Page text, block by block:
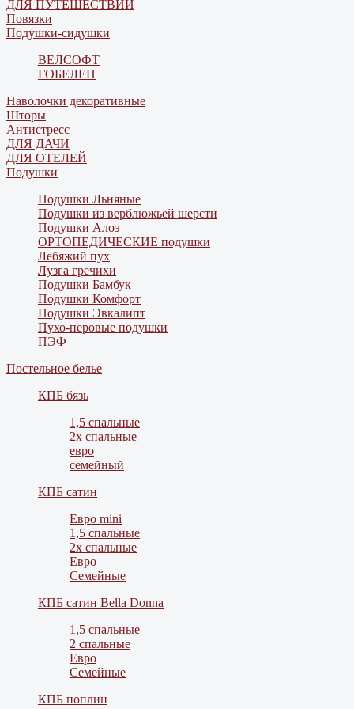
ДЛЯ ПУТЕШЕСТВИЙ
Повязки
Подушки-сидушки
ВЕЛСОФТ
ГОБЕЛЕН
Наволочки декоративные
Шторы
Антистресс
ДЛЯ ДАЧИ
ДЛЯ ОТЕЛЕЙ
Подушки
Подушки Льняные
Подушки из верблюжьей шерсти
Подушки Алоэ
ОРТОПЕДИЧЕСКИЕ подушки
Лебяжий пух
Лузга гречихи
Подушки Бамбук
Подушки Комфорт
Подушки Эвкалипт
Пухо-перовые подушки
ПЭФ
Постельное белье
КПБ бязь
1,5 спальные
2х спальные
евро
семейный
КПБ сатин
Евро mini
1,5 спальные
2х спальные
Евро
Семейные
КПБ сатин Bella Donna
1,5 спальные
2 спальные
Евро
Семейные
КПБ поплин